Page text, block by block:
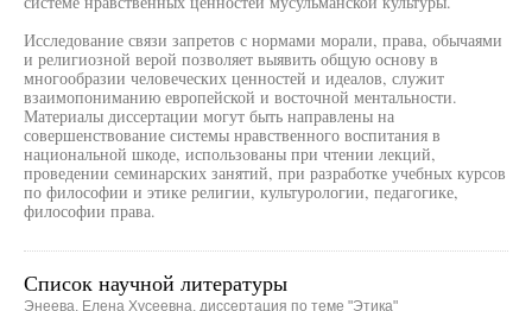
Исследование связи запретов с нормами морали, права, обычаями
и религиозной верой позволяет выявить общую основу в
многообразии человеческих ценностей и идеалов, служит
взаимопониманию европейской и восточной ментальности.
Материалы диссертации могут быть направлены на
совершенствование системы нравственного воспитания в
национальной шкоде, использованы при чтении лекций,
проведении семинарских занятий, при разработке учебных курсов
по философии и этике религии, культурологии, педагогике,
философии права.
Список научной литературы
Энеева, Елена Хусеевна, диссертация по теме "Этика"